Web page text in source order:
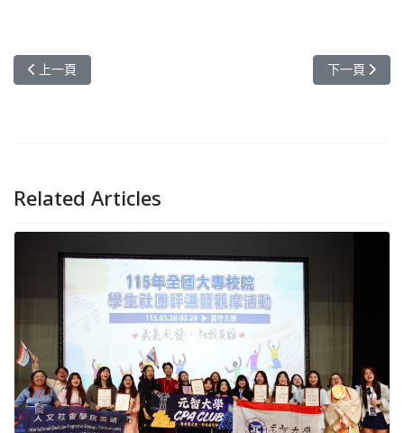
上一篇文章: 走入社區玩設計！元智藝設系互動工作營翻轉內壢日常
上一頁 下一篇文章:
下一頁
Related Articles